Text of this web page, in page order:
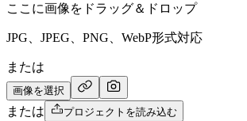
ここに画像をドラッグ＆ドロップ
JPG、JPEG、PNG、WebP形式対応
または
画像を選択
または プロジェクトを読み込む